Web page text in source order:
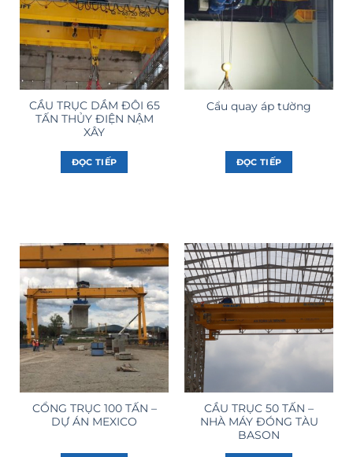
CẦU TRỤC DẦM ĐÔI 65
TẤN THỦY ĐIỆN NẬM
XÂY
ĐỌC TIẾP
Cẩu quay áp tường
ĐỌC TIẾP
CỔNG TRỤC 100 TẤN –
DỰ ÁN MEXICO
CẦU TRỤC 50 TẤN –
NHÀ MÁY ĐÓNG TÀU
BASON